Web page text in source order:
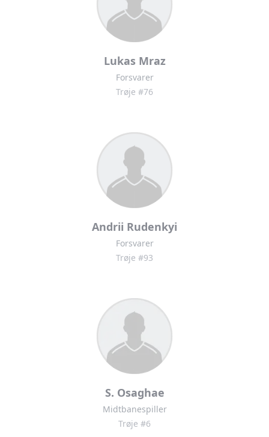
Lukas Mraz
Forsvarer
Trøje #76
Andrii Rudenkyi
Forsvarer
Trøje #93
S. Osaghae
Midtbanespiller
Trøje #6